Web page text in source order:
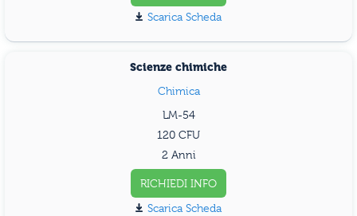
Scarica Scheda
Scienze chimiche
Chimica
LM-54
120
2 Anni
RICHIEDI INFO
Scarica Scheda